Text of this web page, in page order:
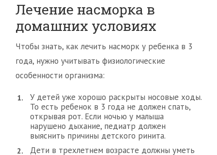
Лечение насморка в
домашних условиях
Чтобы знать, как лечить насморк у ребенка в 3
года, нужно учитывать физиологические
особенности организма:
У детей уже хорошо раскрыты носовые ходы.
То есть ребенок в 3 года не должен спать,
открывая рот. Если ночью у малыша
нарушено дыхание, педиатр должен
выяснить причины детского ринита.
Дети в трехлетнем возрасте должны уметь